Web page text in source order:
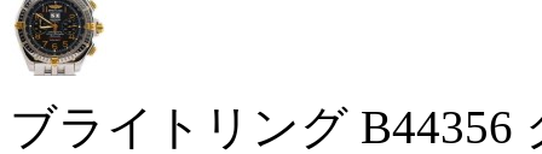
ブライトリング